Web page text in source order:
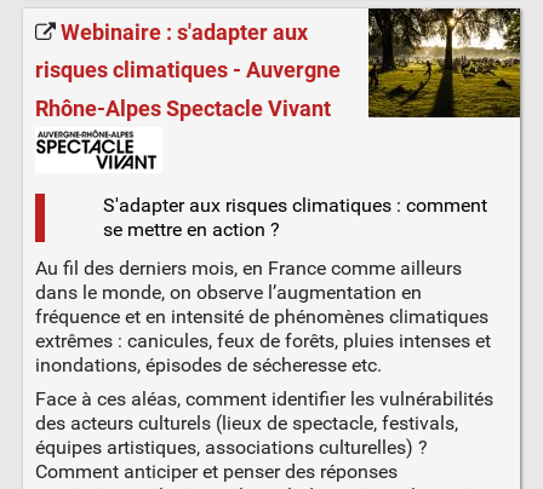
Webinaire : s'adapter aux
risques climatiques - Auvergne
Rhône-Alpes Spectacle Vivant
S'adapter aux risques climatiques : comment
se mettre en action ?
Au fil des derniers mois, en France comme ailleurs
dans le monde, on observe l’augmentation en
fréquence et en intensité de phénomènes climatiques
extrêmes : canicules, feux de forêts, pluies intenses et
inondations, épisodes de sécheresse etc.
Face à ces aléas, comment identifier les vulnérabilités
des acteurs culturels (lieux de spectacle, festivals,
équipes artistiques, associations culturelles) ?
Comment anticiper et penser des réponses